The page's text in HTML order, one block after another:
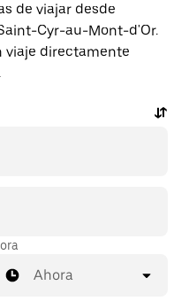
de viajar desde
Cyr-au-Mont-d'Or.
viaje directamente
Ahora